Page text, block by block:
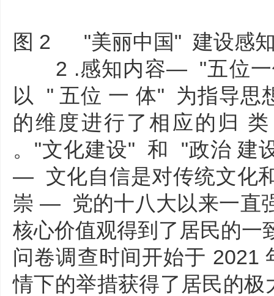
图 2 "美丽中国" 建设感
2 .感知内容— "五位一
以 " 五位 一 体" 为指导
的维度进行了相应的归
。"文化建设" 和 "政治 建
— 文化自信是对传统文化
崇 — 党的十八大以来一直
核心价值观得到了居民的
问卷调查时间开始于
情下的举措获得了居民的